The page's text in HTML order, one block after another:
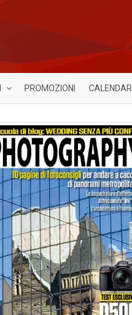
PROMOZIONI CALENDARI